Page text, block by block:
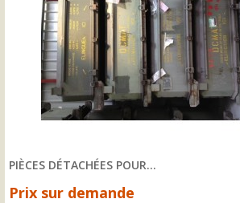
PIÈCES DÉTACHÉES POUR...
Prix sur demande